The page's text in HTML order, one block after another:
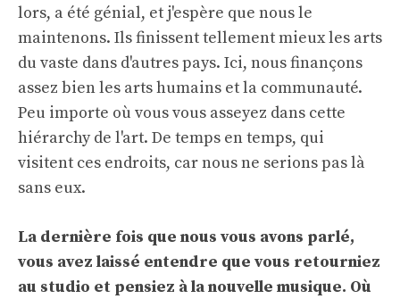
lors, a été génial, et j'espère que nous le
maintenons. Ils finissent tellement mieux les arts
du vaste dans d'autres pays. Ici, nous finançons
assez bien les arts humains et la communauté.
Peu importe où vous vous asseyez dans cette
hiérarchy de l'art. De temps en temps, qui
visitent ces endroits, car nous ne serions pas là
sans eux.
La dernière fois que nous vous avons parlé,
vous avez laissé entendre que vous retourniez
au studio et pensiez à la nouvelle musique. Où